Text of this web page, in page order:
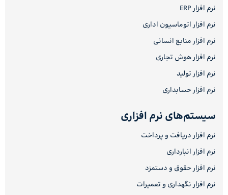
نرم افزار ERP
نرم افزار اتوماسیون اداری
نرم افزار منابع انسانی
نرم افزار هوش تجاری
نرم افزار تولید
نرم افزار حسابداری
سیستم‌های نرم افزاری
نرم افزار دریافت و پرداخت
نرم افزار انبارداری
نرم افزار حقوق و دستمزد
نرم افزار نگهداری و تعمیرات